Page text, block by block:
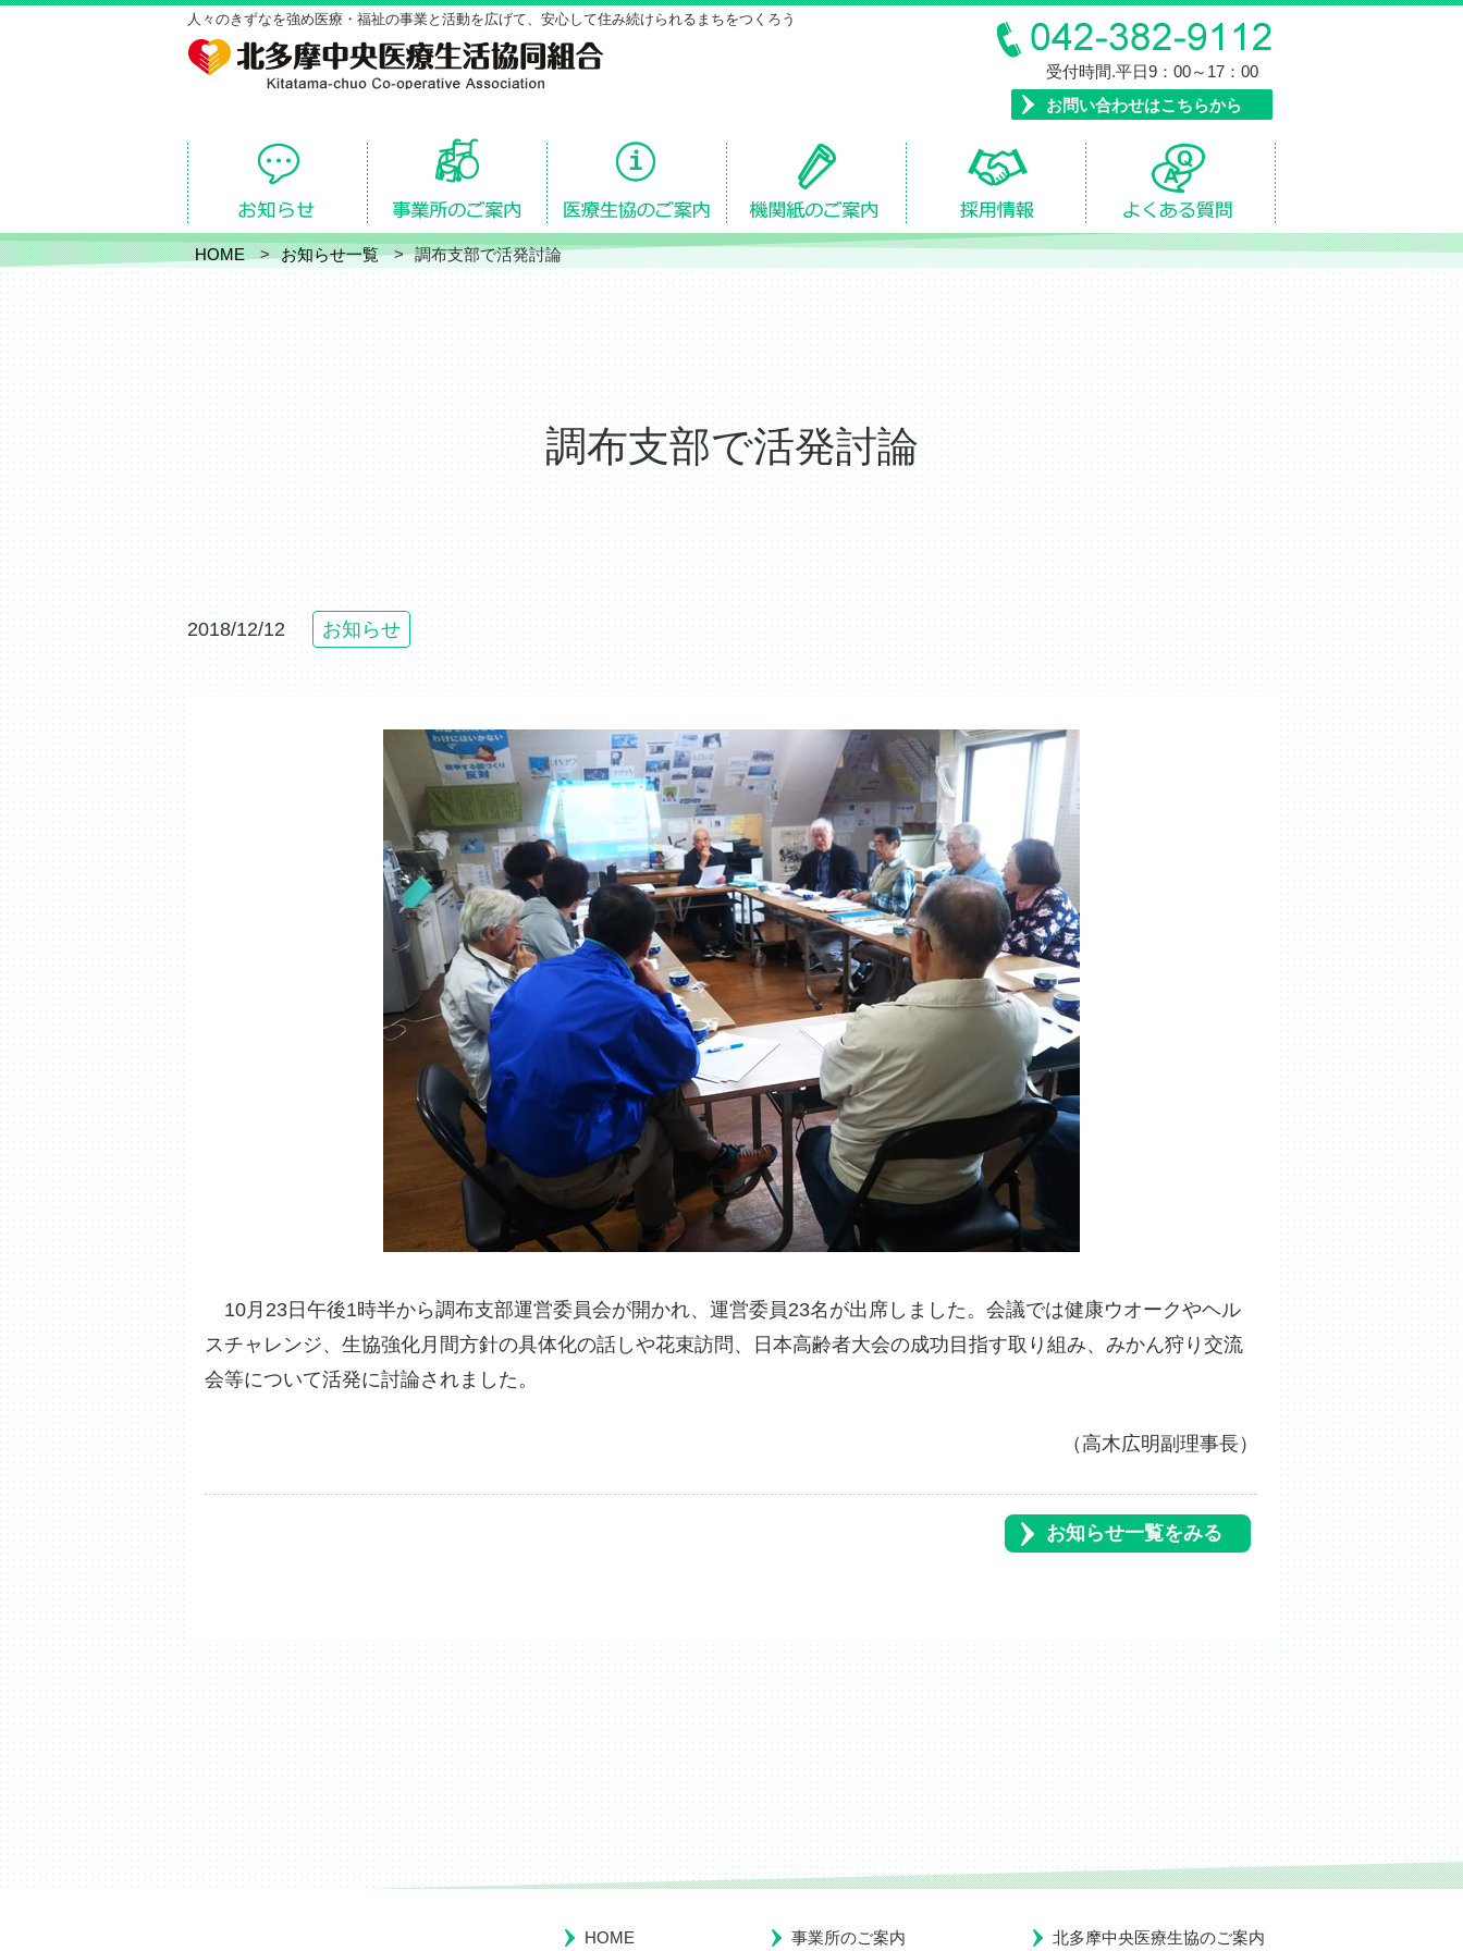
人々のきずなを強め医療・福祉の事業と活動を広げて、安心して住み続けられるまちをつくろう
受付時間.平日9：00～17：00
お問い合わせはこちらから
HOME お知らせ一覧 調布支部で活発討論
調布支部で活発討論
2018/12/12 お知らせ
10月23日午後1時半から調布支部運営委員会が開かれ、運営委員23名が出席しました。会議では健康ウオークやヘル
スチャレンジ、生協強化月間方針の具体化の話しや花束訪問、日本高齢者大会の成功目指す取り組み、みかん狩り交流
会等について活発に討論されました。
（高木広明副理事長）
お知らせ一覧をみる
HOME 事業所のご案内 北多摩中央医療生協のご案内